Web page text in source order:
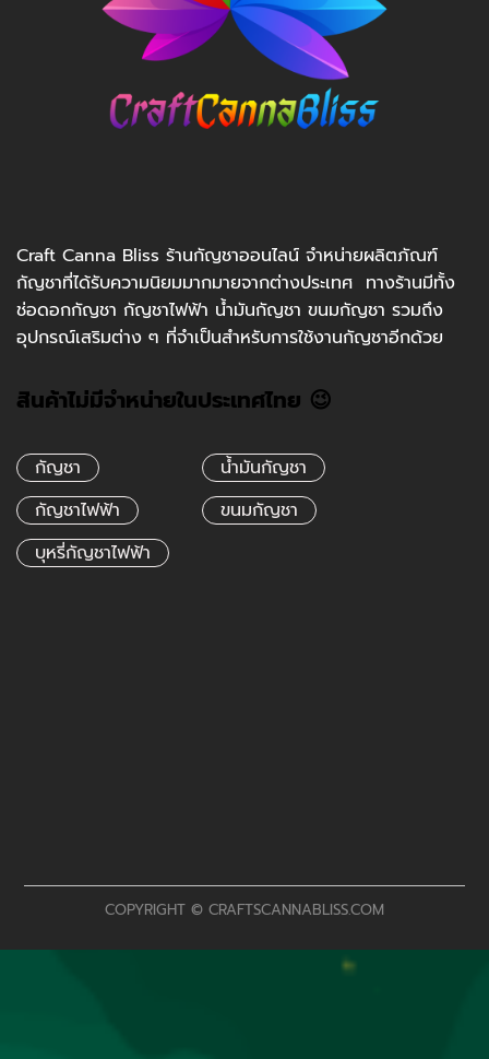
Craft Canna Bliss ร้านกัญชาออนไลน์ จำหน่ายผลิตภัณฑ์
กัญชาที่ได้รับความนิยมมากมายจากต่างประเทศ ทางร้านมีทั้ง
ช่อดอกกัญชา กัญชาไฟฟ้า น้ำมันกัญชา ขนมกัญชา รวมถึง
อุปกรณ์เสริมต่าง ๆ ที่จำเป็นสำหรับการใช้งานกัญชาอีกด้วย
สินค้าไม่มีจำหน่ายในประเทศไทย 😉
กัญชา
น้ำมันกัญชา
กัญชาไฟฟ้า
ขนมกัญชา
บุหรี่กัญชาไฟฟ้า
COPYRIGHT © CRAFTSCANNABLISS.COM